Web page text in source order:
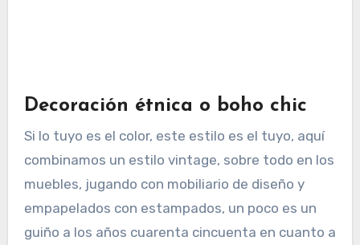
Decoración étnica o boho chic
Si lo tuyo es el color, este estilo es el tuyo, aquí
combinamos un estilo vintage, sobre todo en los
muebles, jugando con mobiliario de diseño y
empapelados con estampados, un poco es un
guiño a los años cuarenta cincuenta en cuanto a